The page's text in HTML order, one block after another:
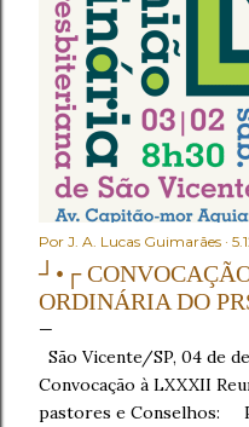
Por J. A. Lucas Guimarães
┘•┌
ORDINÁRIA DO
São Vicente/SP, 04 de
Convocação à LXXXII
pastores e Conselhos: